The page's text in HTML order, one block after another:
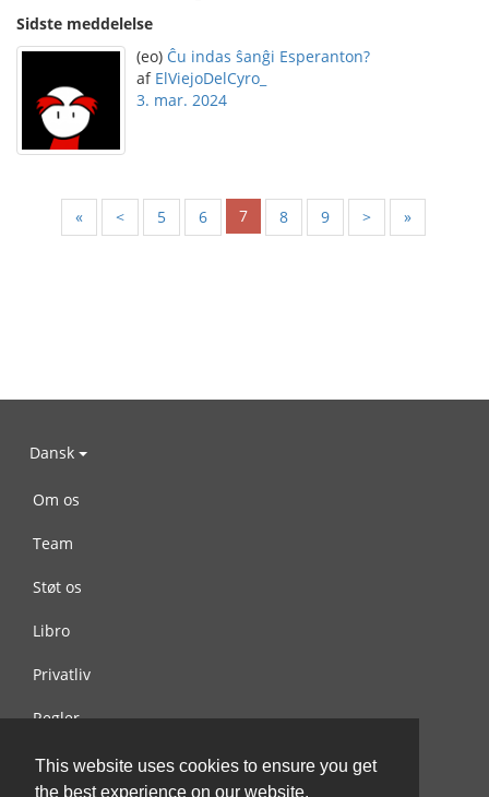
This website uses cookies to ensure you get
the best experience on our website.
Sidste meddelelse
(eo) Ĉu indas ŝanĝi Esperanton?
af ElViejoDelCyro_
3. mar. 2024
« < 5 6 7 8 9 > »
Dansk
Om os
Team
Støt os
Libro
Privatliv
Regler
Kontakt os